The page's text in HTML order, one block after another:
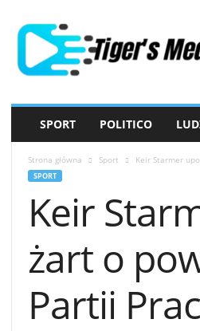
SPORT POLITICO
Strona główna Sport Keir Starmer
SPORT
Keir
żart o
Partii